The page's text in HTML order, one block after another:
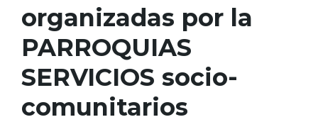
organizadas por la
PARROQUIAS
SERVICIOS socio-
comunitarios